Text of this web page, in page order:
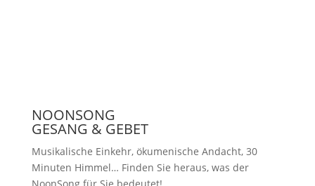
NOONSONG
GESANG & GEBET
Musikalische Einkehr, ökumenische Andacht, 30
Minuten Himmel… Finden Sie heraus, was der